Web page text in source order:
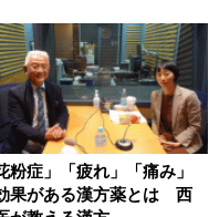
粉症」「疲れ」「痛み」
果がある漢方薬とは 西